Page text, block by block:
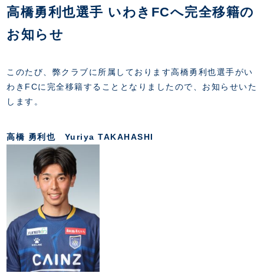
CHALLENGERS
ACADEMY
THESPARK
・注意事項
・練習場ごとの注意事項
・練習場マップ
試合日程・結果
順位表
TICKETS
・前売・当日チケット
・発売日
・優待チケット
・招待チケット
シーズンシート
・シーズンシート
・法人シーズンシート
GUIDE
クラブプロパティ
スタジアムグルメ
会場周辺案内図
ホームイベント情報
初心者向けのガイダンス
運営サポートスタッフ募集
設営撤収応援隊募集
FANZONE
インデックス
ファンクラブ
グッズ
ザスパタイムズ
各SNS
マスコット
クラブアンバサダー
PARTNERS
クラブパートナー
アシストパートナー
ザスパ応援店紹介
ホームタウン活動
スマイルキッズキャラバン
応援ベンダー設置のお願い
ふるさと納税
COMPANY
会社概要
拠点一覧
フィロソフィー
クラブについて（エンブレム・ロゴ等）
HISTORY
CHALLENGERS
ACADEMY
高橋勇利也選手 いわきFCへ完全移籍の
お知らせ
このたび、弊クラブに所属しております高橋勇利也選手がい
わきFCに完全移籍することとなりましたので、お知らせいた
します。
高橋 勇利也 Yuriya TAKAHASHI